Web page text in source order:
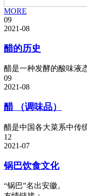
MORE
09
2021-08
醋的历史
醋是一种发酵的酸味液
09
2021-08
醋 （调味品）
醋是中国各大菜系中传
12
2021-07
锅巴饮食文化
“锅巴”名出安徽。